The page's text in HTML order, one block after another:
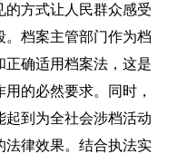
的方式让人民群众感受
。档案主管部门作为档
正确适用档案法，这是
的必然要求。同时，
起到为全社会涉档活动
法律效果。结合执法实